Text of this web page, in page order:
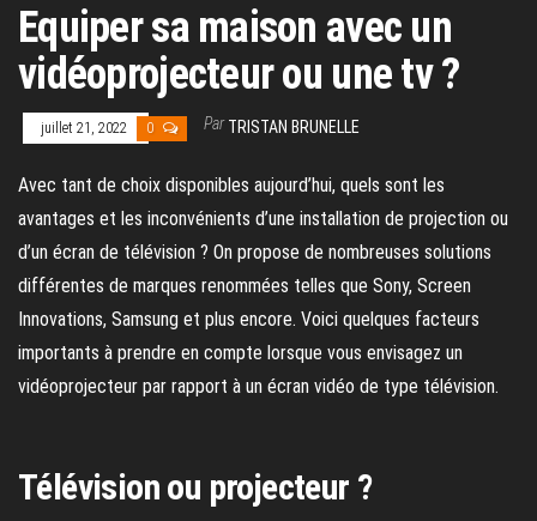
Equiper sa maison avec un
vidéoprojecteur ou une tv ?
juillet 21, 2022 0 ParTRISTAN BRUNELLE
Avec tant de choix disponibles aujourd’hui, quels sont les
avantages et les inconvénients d’une installation de projection ou
d’un écran de télévision ? On propose de nombreuses solutions
différentes de marques renommées telles que Sony, Screen
Innovations, Samsung et plus encore. Voici quelques facteurs
importants à prendre en compte lorsque vous envisagez un
vidéoprojecteur par rapport à un écran vidéo de type télévision.
Télévision ou projecteur ?